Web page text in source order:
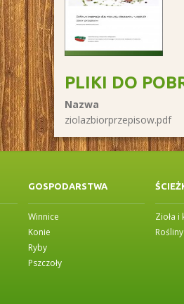
PLIKI DO
Nazwa
ziolazbiorprzepisow.pdf
GOSPODARSTWA
Winnice
Konie
Ryby
Pszczoły
Zioła